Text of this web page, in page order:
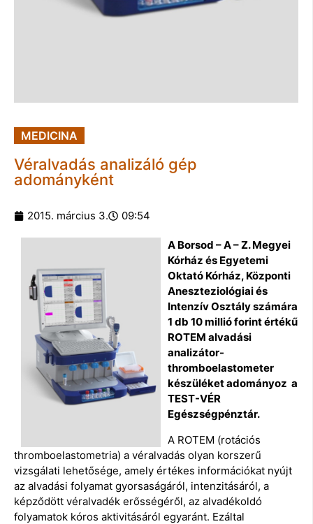
MEDICINA
Véralvadás analizáló gép
adományként
2015. március 3. 09:54
A Borsod – A – Z. Megyei
Kórház és Egyetemi
Oktató Kórház, Központi
Aneszteziológiai és
Intenzív Osztály számára
1 db 10 millió forint értékű
ROTEM alvadási
analizátor-
thromboelastometer
készüléket adományoz a
TEST-VÉR
Egészségpénztár.
A ROTEM (rotációs
thromboelastometria) a véralvadás olyan korszerű
vizsgálati lehetősége, amely értékes információkat nyújt
az alvadási folyamat gyorsaságáról, intenzitásáról, a
képződött véralvadék erősségéről, az alvadékoldó
folyamatok kóros aktivitásáról egyaránt. Ezáltal